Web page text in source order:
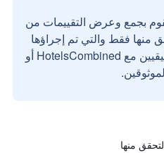
بجمع وعرض التقييمات من
منها فقط والتي تم إجراؤها
بواسطة مستخدمين حقيقيين مع HotelsCombined أو